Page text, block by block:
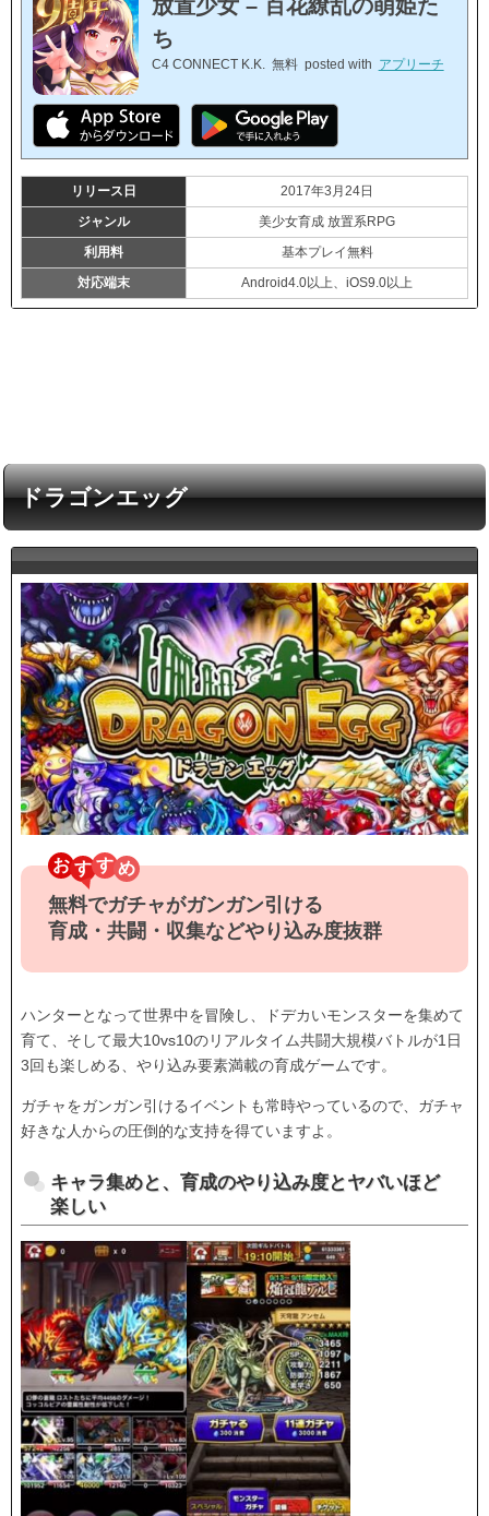
放置少女 – 百花繚乱の萌姫た
ち
C4 CONNECT K.K. 無料 posted with アプリーチ
リリース日
2017年3月24日
ジャンル
美少女育成 放置系RPG
利用料
基本プレイ無料
対応端末
Android4.0以上、iOS9.0以上
ドラゴンエッグ
お す
無料でガチャがガンガン引ける
育成・共闘・収集などやり込み度抜群
ハンターとなって世界中を冒険し、ドデカいモンスターを集めて
育て、そして最大10vs10のリアルタイム共闘大規模バトルが1日
3回も楽しめる、やり込み要素満載の育成ゲームです。
ガチャをガンガン引けるイベントも常時やっているので、ガチャ
好きな人からの圧倒的な支持を得ていますよ。
キャラ集めと、育成のやり込み度とヤバいほど
楽しい